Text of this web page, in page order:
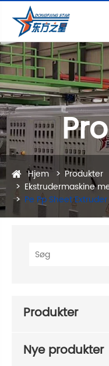
Hjem
Produkter
Ekstrudermaskine
Pe Pp Sheet
Produkter
Nye produkter